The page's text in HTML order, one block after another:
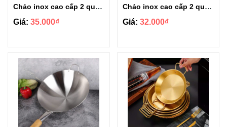
Chảo inox cao cấp 2 quai Cát Tường size 24cm
Giá: 35.000₫
Chảo inox cao cấp 2 quai Cát Tường size 22cm
Giá: 32.000₫